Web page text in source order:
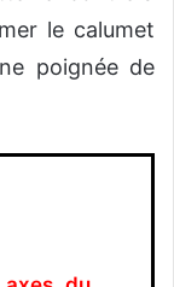
le calumet
poignée de